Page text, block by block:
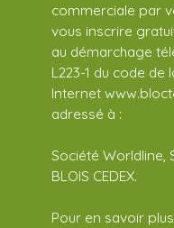
commerciale par
vous inscrire
au démarchage
L223-1 du code
Internet
adressé à :
Société Worldline,
BLOIS CEDEX.
Pour en savoir